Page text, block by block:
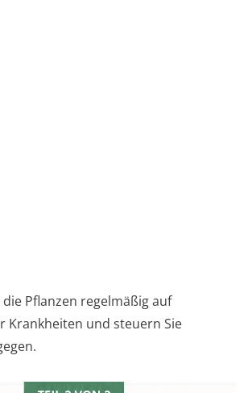
Pflanzen regelmäßig auf
Krankheiten und steuern Sie